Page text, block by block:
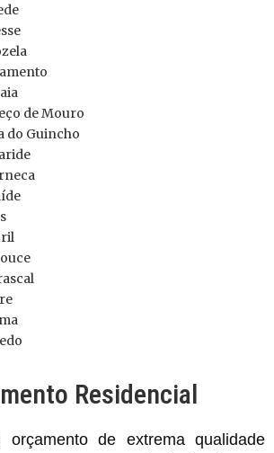
de Mouro
do Guincho
Residencial
orçamento de extrema qualidade